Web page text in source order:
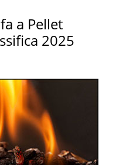
a Pellet
2025